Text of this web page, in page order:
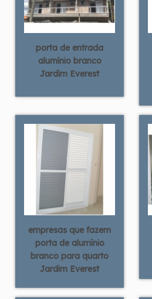
porta de entrada
alumínio branco
Jardim Everest
empresas que fazem
porta de alumínio
branco para quarto
Jardim Everest